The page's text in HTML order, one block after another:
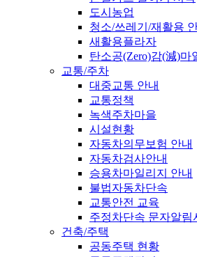
도시농업
청소/쓰레기/재활용
새활용플라자
탄소공(Zero)감(減)마
교통/주차
대중교통 안내
교통정책
녹색주차마을
시설현황
자동차의무보험 안내
자동차검사안내
승용차마일리지 안내
불법자동차단속
교통안전 교육
주정차단속 문자알림
건축/주택
공동주택 현황